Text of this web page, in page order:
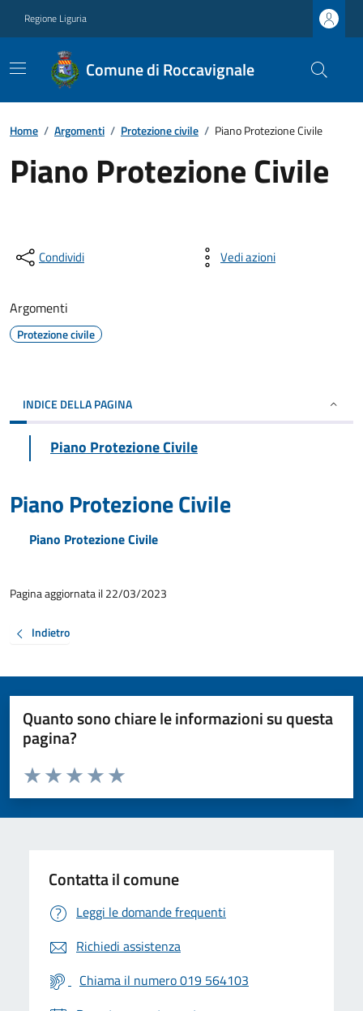
Regione Liguria
Comune di Roccavignale
Home / Argomenti / Protezione civile / Piano Protezione Civile
Piano Protezione Civile
Condividi Vedi azioni
Argomenti
Protezione civile
INDICE DELLA PAGINA
Piano Protezione Civile
Piano Protezione Civile
Piano Protezione Civile
Pagina aggiornata il 22/03/2023
Indietro
Quanto sono chiare le informazioni su questa
pagina?
Valuta da 1 a 5 stelle la pagina
Valuta 5 stelle su 5
Valuta 4 stelle su 5
Valuta 3 stelle su 5
Valuta 2 stelle su 5
Valuta 1 stelle su 5
Contatta il comune
Leggi le domande frequenti
Richiedi assistenza
Chiama il numero 019 564103